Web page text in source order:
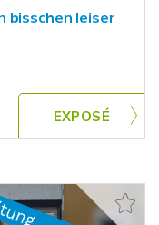
bisschen leiser